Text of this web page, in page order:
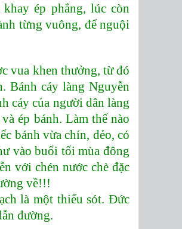
ép phẳng, lúc còn
từng vuông, để nguội
vua khen thưởng, từ đó
Bánh cáy làng Nguyễn
cáy của người dân làng
ép bánh. Làm thế nào
bánh vừa chín, dẻo, có
vào buổi tối mùa đông
với chén nước chè đặc
về!!!
là một thiếu sót. Đức
đường.